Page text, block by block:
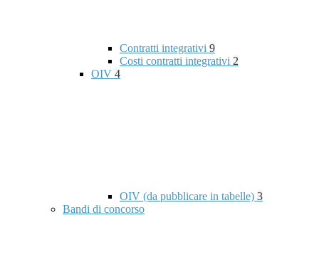
Contratti integrativi 9
Costi contratti integrativi 2
OIV 4
OIV (da pubblicare in tabelle) 3
Bandi di concorso